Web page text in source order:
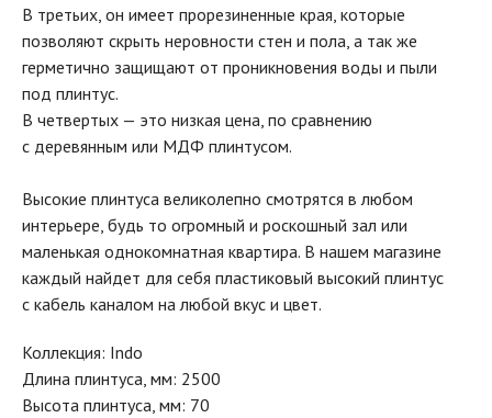
В третьих, он имеет прорезиненные края, которые
позволяют скрыть неровности стен и пола, а так же
герметично защищают от проникновения воды и пыли
под плинтус.
В четвертых — это низкая цена, по сравнению
с деревянным или МДФ плинтусом.
Высокие плинтуса великолепно смотрятся в любом
интерьере, будь то огромный и роскошный зал или
маленькая однокомнатная квартира. В нашем магазине
каждый найдет для себя пластиковый высокий плинтус
с кабель каналом на любой вкус и цвет.
Коллекция: Indo
Длина плинтуса, мм: 2500
Высота плинтуса, мм: 70